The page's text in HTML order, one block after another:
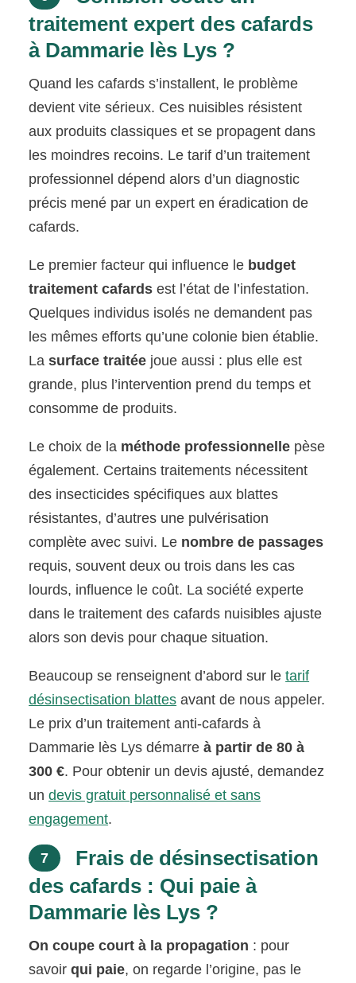
traitement expert des cafards
à Dammarie lès Lys ?
Quand les cafards s’installent, le problème
devient vite sérieux. Ces nuisibles résistent
aux produits classiques et se propagent dans
les moindres recoins. Le tarif d’un traitement
professionnel dépend alors d’un diagnostic
précis mené par un expert en éradication de
cafards.
Le premier facteur qui influence le budget
traitement cafards est l’état de l’infestation.
Quelques individus isolés ne demandent pas
les mêmes efforts qu’une colonie bien établie.
Lasurface traitée joue aussi : plus elle est
grande, plus l’intervention prend du temps et
consomme de produits.
Le choix de la méthode professionnelle pèse
également. Certains traitements nécessitent
des insecticides spécifiques aux blattes
résistantes, d’autres une pulvérisation
complète avec suivi. Le nombre de passages
requis, souvent deux ou trois dans les cas
lourds, influence le coût. La société experte
dans le traitement des cafards nuisibles ajuste
alors son devis pour chaque situation.
Beaucoup se renseignent d’abord sur letarif
désinsectisation blattes avant de nous appeler.
Le prix d’un traitement anti-cafards à
Dammarie lès Lys démarreà partir de 80 à
300 €. Pour obtenir un devis ajusté, demandez
undevis gratuit personnalisé et sans
engagement.
7
Frais de désinsectisation
des cafards : Qui paie à
Dammarie lès Lys ?
On coupe court à la propagation : pour
savoirqui paie, on regarde l’origine, pas le